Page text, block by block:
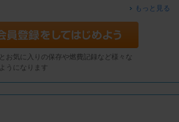
もっと見る
お気に入りの保存や燃費記録など様々な
うになります